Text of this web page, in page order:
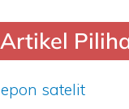
Artikel